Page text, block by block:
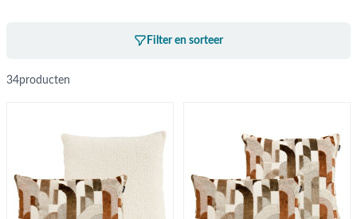
Filter en sorteer
34producten